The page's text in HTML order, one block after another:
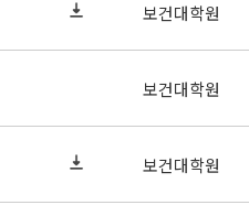
보건대학원
보건대학원
보건대학원